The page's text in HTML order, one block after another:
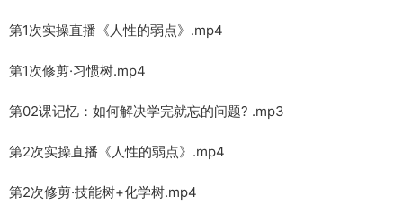
第1次实操直播《人性的弱点》.mp4
第1次修剪·习惯树.mp4
第02课记忆：如何解决学完就忘的问题? .mp3
第2次实操直播《人性的弱点》.mp4
第2次修剪·技能树+化学树.mp4